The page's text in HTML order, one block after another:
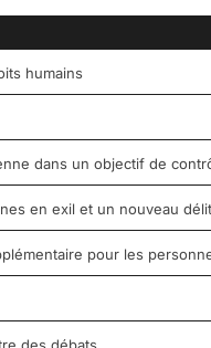
humains
dans un objectif de
en exil et un nouveau
pour les